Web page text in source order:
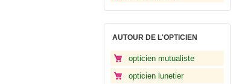
AUTOUR DE L'OPTICIEN
opticien mutualiste
opticien lunetier